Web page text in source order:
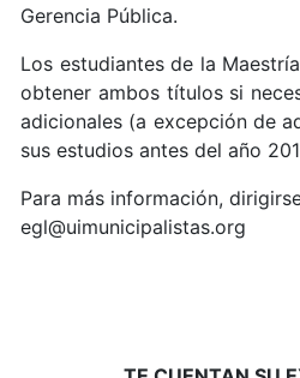
Gerencia Pública.
Los estudiantes de la
obtener ambos títulos si
adicionales (a excepción de
sus estudios antes del año
Para más información,
egl@uimunicipalistas.org